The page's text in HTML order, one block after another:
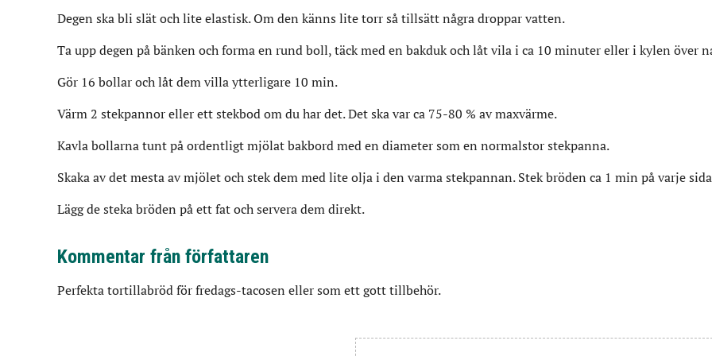
Degen ska bli slät och lite elastisk. Om den känns lite torr så tillsätt några droppar vatten.
Ta upp degen på bänken och forma en rund boll, täck med en bakduk och låt vila i ca 10 minuter eller i kylen över
Gör 16 bollar och låt dem villa ytterligare 10 min.
Värm 2 stekpannor eller ett stekbod om du har det. Det ska var ca 75-80 % av maxvärme.
Kavla bollarna tunt på ordentligt mjölat bakbord med en diameter som en normalstor stekpanna.
Skaka av det mesta av mjölet och stek dem med lite olja i den varma stekpannan. Stek bröden ca 1 min på varje
Lägg de steka bröden på ett fat och servera dem direkt.
Kommentar från författaren
Perfekta tortillabröd för fredags-tacosen eller som ett gott tillbehör.